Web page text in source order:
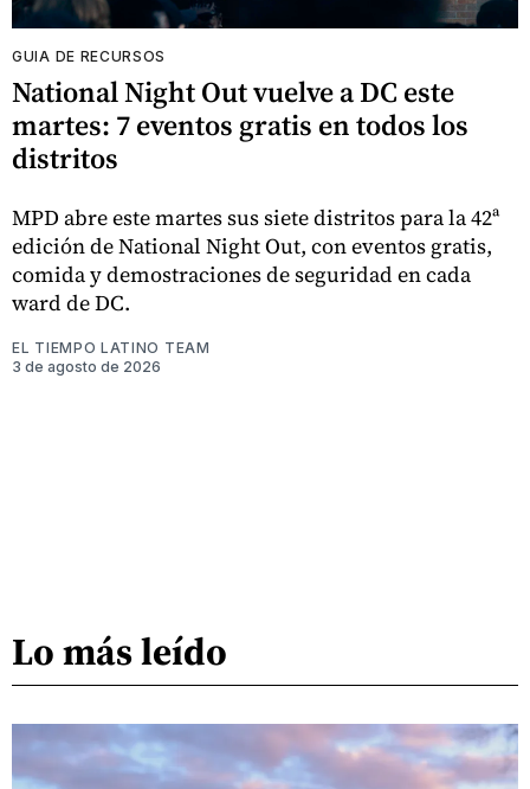
GUIA DE RECURSOS
National Night Out vuelve a DC este
martes: 7 eventos gratis en todos los
distritos
MPD abre este martes sus siete distritos para la 42ª
edición de National Night Out, con eventos gratis,
comida y demostraciones de seguridad en cada
ward de DC.
EL TIEMPO LATINO TEAM
3 de agosto de 2026
Lo más leído